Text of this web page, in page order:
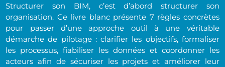
Structurer son BIM, c’est d’abord structurer son
organisation. Ce livre blanc présente 7 règles concrètes
pour passer d’une approche outil à une véritable
démarche de pilotage : clarifier les objectifs, formaliser
les processus, fiabiliser les données et coordonner les
acteurs afin de sécuriser les projets et améliorer leur